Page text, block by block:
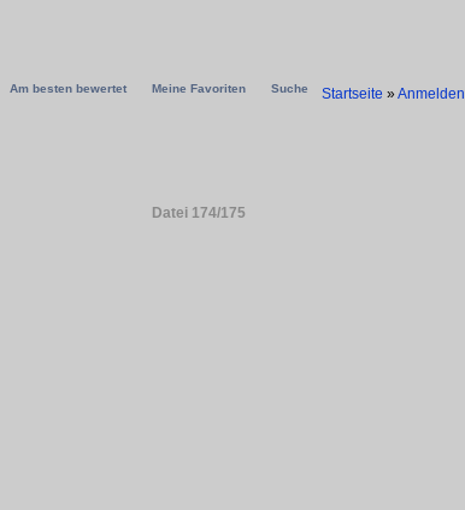
Am besten bewertet Meine Favoriten Suche Startseite »Anmelden
Datei 174/175